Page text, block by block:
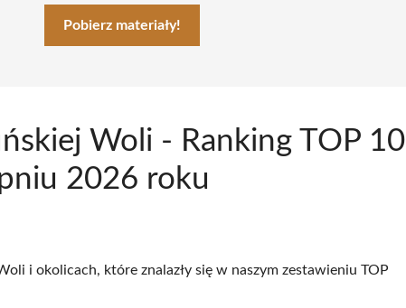
Pobierz materiały!
Woli - Ranking TOP 10
2026 roku
i okolicach, które znalazły się w naszym zestawieniu TOP